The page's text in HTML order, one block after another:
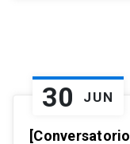
30 JUN